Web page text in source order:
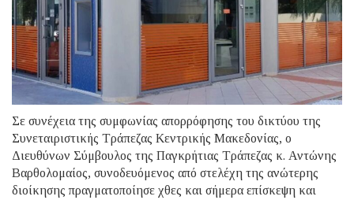
Σε συνέχεια της συμφωνίας απορρόφησης του δικτύου της
Συνεταιριστικής Τράπεζας Κεντρικής Μακεδονίας, ο
Διευθύνων Σύμβουλος της Παγκρήτιας Τράπεζας κ. Αντώνης
Βαρθολομαίος, συνοδευόμενος από στελέχη της ανώτερης
διοίκησης πραγματοποίησε χθες και σήμερα επίσκεψη και